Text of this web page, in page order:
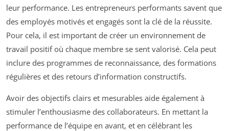
leur performance. Les entrepreneurs performants savent que
des employés motivés et engagés sont la clé de la réussite.
Pour cela, il est important de créer un environnement de
travail positif où chaque membre se sent valorisé. Cela peut
inclure des programmes de reconnaissance, des formations
régulières et des retours d’information constructifs.
Avoir des objectifs clairs et mesurables aide également à
stimuler l’enthousiasme des collaborateurs. En mettant la
performance de l’équipe en avant, et en célébrant les